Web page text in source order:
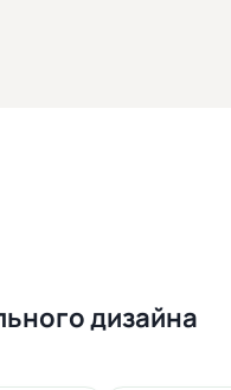
дизайна